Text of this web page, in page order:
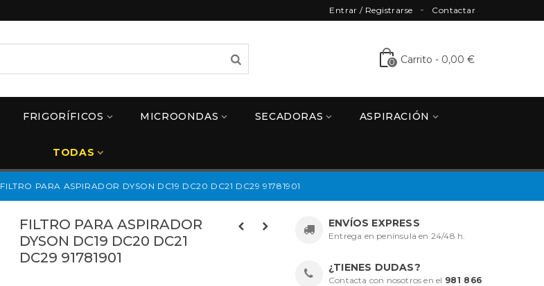
Contactar
Entrar / Registrarse
0 Carrito - 0,00 €
FRIGORÍFICOS MICROONDAS SECADORAS ASPIRACIÓN
TODAS
FILTRO PARA ASPIRADOR DYSON DC19 DC20 DC21 DC29 91781901
FILTRO PARA ASPIRADOR
DYSON DC19 DC20 DC21
DC29 91781901
ENVÍOS EXPRESS
Entrega en península en 24/48 h.
¿TIENES DUDAS?
Contacta con nosotros en el 981 866